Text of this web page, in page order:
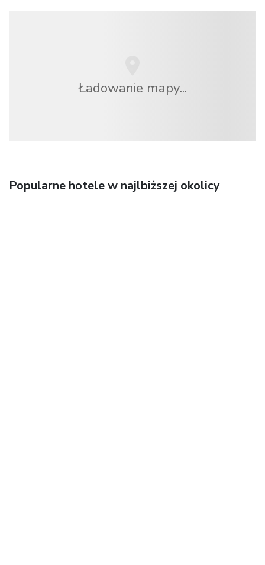
Ładowanie mapy...
Popularne hotele w najlbiższej okolicy